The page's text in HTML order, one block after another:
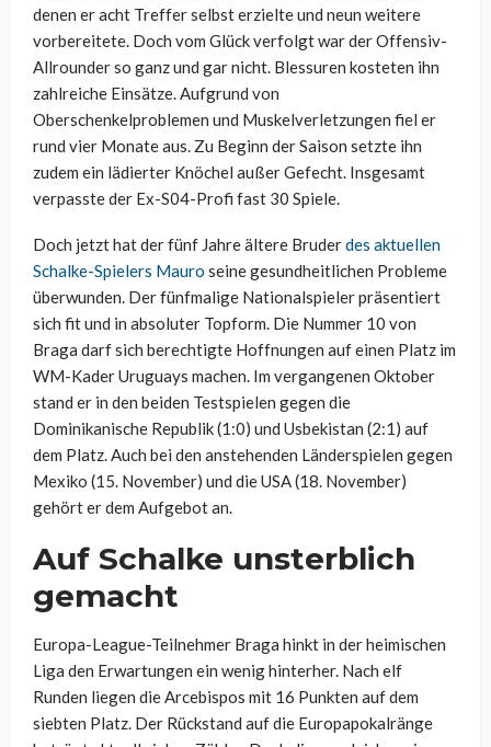
denen er acht Treffer selbst erzielte und neun weitere
vorbereitete. Doch vom Glück verfolgt war der Offensiv-
Allrounder so ganz und gar nicht. Blessuren kosteten ihn
zahlreiche Einsätze. Aufgrund von
Oberschenkelproblemen und Muskelverletzungen fiel er
rund vier Monate aus. Zu Beginn der Saison setzte ihn
zudem ein lädierter Knöchel außer Gefecht. Insgesamt
verpasste der Ex-S04-Profi fast 30 Spiele.
Doch jetzt hat der fünf Jahre ältere Bruderdes aktuellen
Schalke-Spielers Mauro seine gesundheitlichen Probleme
überwunden. Der fünfmalige Nationalspieler präsentiert
sich fit und in absoluter Topform. Die Nummer 10 von
Braga darf sich berechtigte Hoffnungen auf einen Platz im
WM-Kader Uruguays machen. Im vergangenen Oktober
stand er in den beiden Testspielen gegen die
Dominikanische Republik (1:0) und Usbekistan (2:1) auf
dem Platz. Auch bei den anstehenden Länderspielen gegen
Mexiko (15. November) und die USA (18. November)
gehört er dem Aufgebot an.
Auf Schalke unsterblich
gemacht
Europa-League-Teilnehmer Braga hinkt in der heimischen
Liga den Erwartungen ein wenig hinterher. Nach elf
Runden liegen die Arcebispos mit 16 Punkten auf dem
siebten Platz. Der Rückstand auf die Europapokalränge